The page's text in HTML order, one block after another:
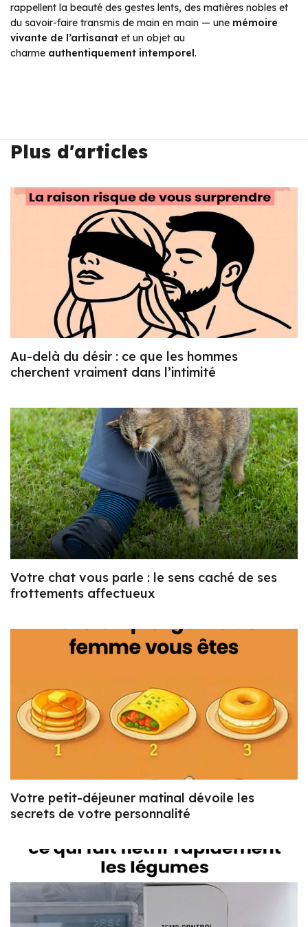
rappellent la beauté des gestes lents, des matières nobles et
du savoir-faire transmis de main en main — une mémoire
vivante de l’artisanat et un objet au
charme authentiquement intemporel.
Plus d'articles
Au-delà du désir : ce que les hommes
cherchent vraiment dans l’intimité
Votre chat vous parle : le sens caché de ses
frottements affectueux
Votre petit-déjeuner matinal dévoile les
secrets de votre personnalité